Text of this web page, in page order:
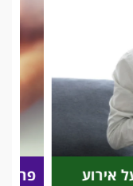
על אירוע